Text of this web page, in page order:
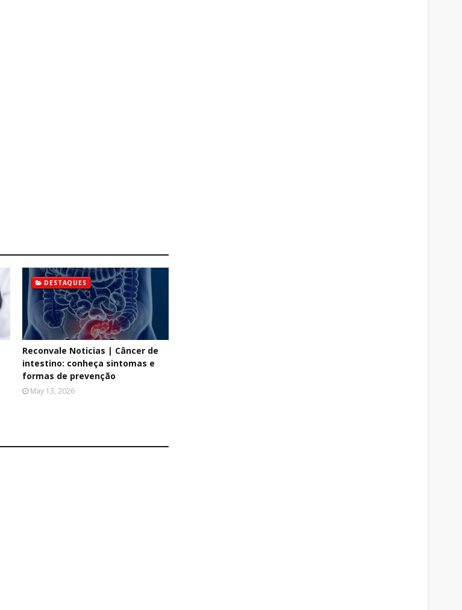
DESTAQUES
Reconvale Noticias | Câncer de
intestino: conheça sintomas e
formas de prevenção
May 13, 2026